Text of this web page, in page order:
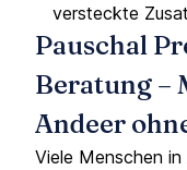
versteckte
Pauschal
Beratung –
Andeer
Viele Menschen in